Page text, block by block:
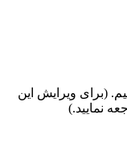
هستیم. (برای ویرایش این
نمایید.)